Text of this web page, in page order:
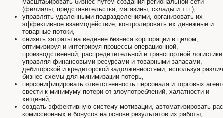
масштабировать бизнес путем создания региональной сети
(филиалы, представительства, магазины, склады и т.п.),
управлять удаленными подразделениями, организовать их
эффективное взаимодействие, контролировать их денежные и
товарные потоки,
снизить затраты на ведение бизнеса корпорации в целом,
оптимизируя и интегрируя процессы операционной,
производственной, распределительной и транспортной
управляя финансовыми ресурсами и товарными запасами,
дебиторской и кредиторской задолженностями, используя
бизнес-схемы для минимизации потерь,
персонифицировать ответственность персонала и торговых
свести к минимуму потери от злоупотреблений, халатности и
хищений,
создать эффективную систему мотивации, автоматизировать
комиссионных и бонусов на основе результатов их работы,